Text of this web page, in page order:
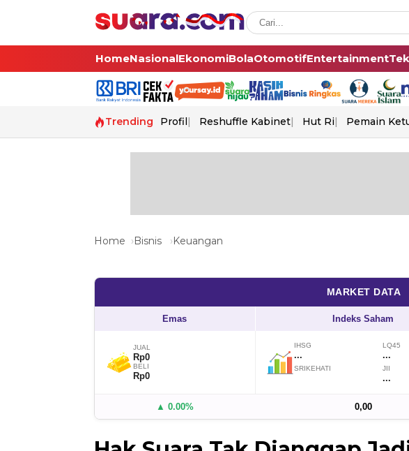
HomeNasionalEkonomiBolaOtomotifEntertainment
Trending Profil Reshuffle Kabinet Hut Ri Pemain
Home Bisnis Keuangan
MARKET DATA
Emas Indeks Saham
JUAL
Rp0
BELI
Rp0
IHSG
...
LQ45
...
SRIKEHATI JII
...
▲ 0.00% 0,00